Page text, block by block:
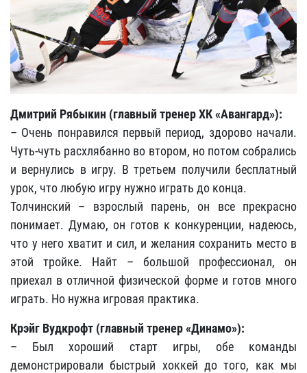
Дмитрий Рябыкин (главный тренер ХК «Авангард»):
– Очень понравился первый период, здорово начали.
Чуть-чуть расхлябанно во втором, но потом собрались
и вернулись в игру. В третьем получили бесплатный
урок, что любую игру нужно играть до конца.
Толчинский – взрослый парень, он все прекрасно
понимает. Думаю, он готов к конкуренции, надеюсь,
что у него хватит и сил, и желания сохранить место в
этой тройке. Найт – большой профессионал, он
приехал в отличной физической форме и готов много
играть. Но нужна игровая практика.
Крэйг Вудкрофт (главный тренер «Динамо»):
– Был хороший старт игры, обе команды
демонстрировали быстрый хоккей до того, как мы